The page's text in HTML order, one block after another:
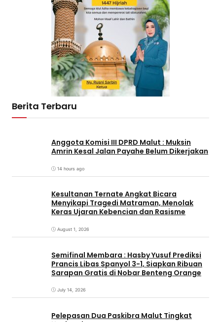
Berita Terbaru
Anggota Komisi III DPRD Malut : Muksin
Amrin Kesal Jalan Payahe Belum Dikerjakan
14 hours ago
Kesultanan Ternate Angkat Bicara
Menyikapi Tragedi Matraman, Menolak
Keras Ujaran Kebencian dan Rasisme
August 1, 2026
Semifinal Membara : Hasby Yusuf Prediksi
Prancis Libas Spanyol 3-1, Siapkan Ribuan
Sarapan Gratis di Nobar Benteng Orange
July 14, 2026
Pelepasan Dua Paskibra Malut Tingkat